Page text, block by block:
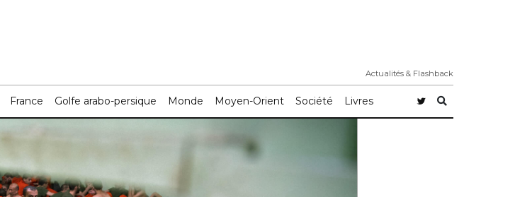
Actualités & Flashback
France Golfe arabo-persique Monde Moyen-Orient Société Livres